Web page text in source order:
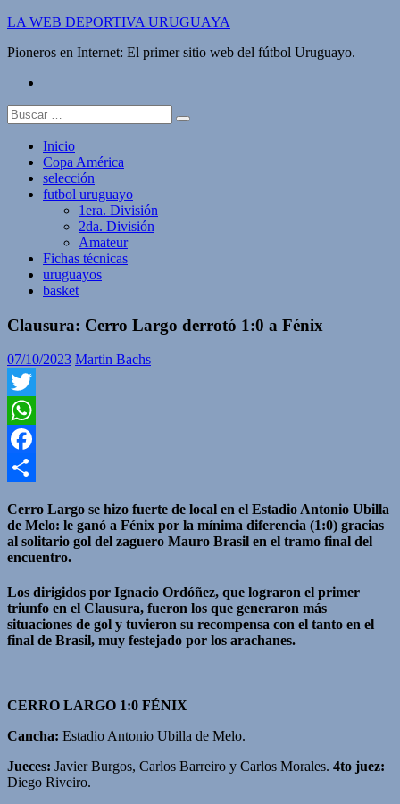
Saltar
contenido
LA WEB DEPORTIVA URUGUAYA
Pioneros en Internet: El primer sitio web del fútbol Uruguayo.
Buscar:
Inicio
Copa América
selección
futbol uruguayo
1era. División
2da. División
Amateur
Fichas técnicas
uruguayos
basket
Clausura: Cerro Largo derrotó 1:0 a Fénix
07/10/2023 Martin Bachs
Twitter
WhatsApp
Facebook
Cerro Largo se hizo fuerte de local en el Estadio Antonio Ubilla
de Melo: le ganó a Fénix por la mínima diferencia (1:0) gracias
al solitario gol del zaguero Mauro Brasil en el tramo final del
encuentro.
Los dirigidos por Ignacio Ordóñez, que lograron el primer
triunfo en el Clausura, fueron los que generaron más
situaciones de gol y tuvieron su recompensa con el tanto en el
final de Brasil, muy festejado por los arachanes.
CERRO LARGO 1:0 FÉNIX
Cancha: Estadio Antonio Ubilla de Melo.
Jueces: Javier Burgos, Carlos Barreiro y Carlos Morales. 4to juez:
Diego Riveiro.